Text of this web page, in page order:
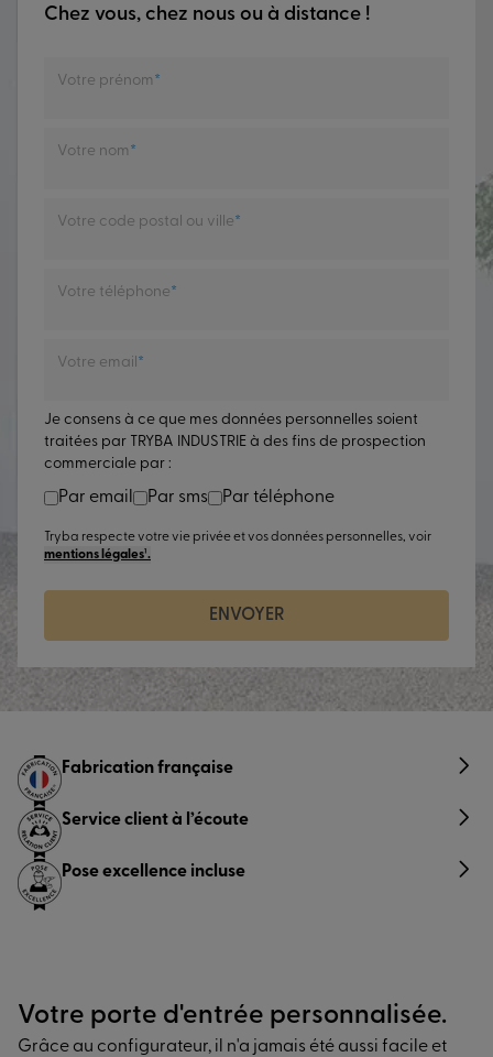
Chez vous, chez nous ou à distance !
Votre prénom
Votre nom
Votre code postal ou ville
Votre téléphone
Votre email
Je consens à ce que mes données personnelles soient
traitées par TRYBA INDUSTRIE à des fins de prospection
commerciale par :
Par email Par sms Par téléphone
Tryba respecte votre vie privée et vos données personnelles, voir
mentions légales¹.
ENVOYER
Fabrication française
Service client à l’écoute
Pose excellence incluse
Votre porte d'entrée personnalisée.
Grâce au configurateur, il n'a jamais été aussi facile et